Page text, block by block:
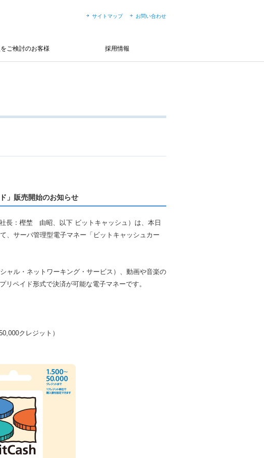
サイトマップ お問い合わせ
ご検討のお客様 採用情報
」販売開始のお知らせ
長：樫埜 由昭、以下 ビットキャッシュ）は、本日
、サーバ管理型電子マネー「ビットキャッシュカー
ャル・ネットワーキング・サービス）、動画や音楽の
ペイド形式で決済が可能な電子マネーです。
クレジット）